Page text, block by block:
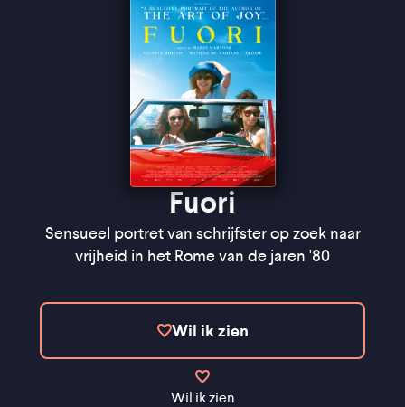
work so far'' - Indiewire
Fuori
Sensueel portret van schrijfster op zoek naar
vrijheid in het Rome van de jaren '80
Wil ik zien
Wil ik zien